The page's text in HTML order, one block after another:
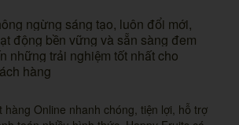
ngừng sáng tạo, luôn đổi mới,
động bền vững và sẵn sàng đem
những trải nghiệm tốt nhất cho
hàng
hàng Online nhanh chóng, tiện lợi, hỗ trợ